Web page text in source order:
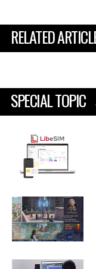
RELATED
SPECIAL TOPIC